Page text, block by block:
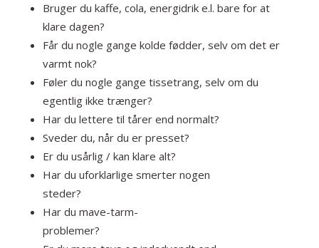
Bruger du kaffe, cola, energidrik e.l. bare for at
klare dagen?
Får du nogle gange kolde fødder, selv om det er
varmt nok?
Føler du nogle gange tissetrang, selv om du
egentlig ikke trænger?
Har du lettere til tårer end normalt?
Sveder du, når du er presset?
Er du usårlig / kan klare alt?
Har du uforklarlige smerter nogen
steder?
Har du mave-tarm-
problemer?